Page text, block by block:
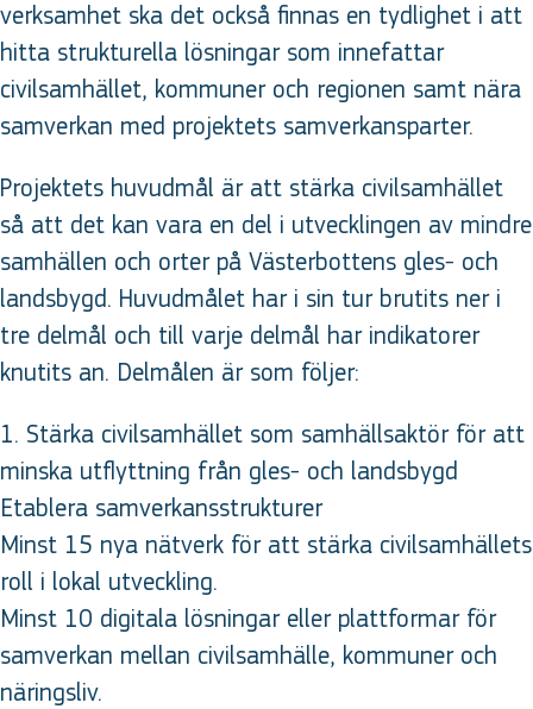
verksamhet ska det också finnas en tydlighet i att
hitta strukturella lösningar som innefattar
civilsamhället, kommuner och regionen samt nära
samverkan med projektets samverkansparter.
Projektets huvudmål är att stärka civilsamhället
så att det kan vara en del i utvecklingen av mindre
samhällen och orter på Västerbottens gles- och
landsbygd. Huvudmålet har i sin tur brutits ner i
tre delmål och till varje delmål har indikatorer
knutits an. Delmålen är som följer:
1. Stärka civilsamhället som samhällsaktör för att
minska utflyttning från gles- och landsbygd
Etablera samverkansstrukturer
Minst 15 nya nätverk för att stärka civilsamhällets
roll i lokal utveckling.
Minst 10 digitala lösningar eller plattformar för
samverkan mellan civilsamhälle, kommuner och
näringsliv.